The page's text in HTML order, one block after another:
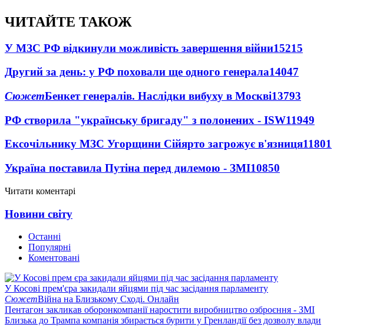
ЧИТАЙТЕ ТАКОЖ
У МЗС РФ відкинули можливість завершення війни15215
Другий за день: у РФ поховали ще одного генерала14047
СюжетБенкет генералів. Наслідки вибуху в Москві13793
РФ створила "українську бригаду" з полонених - ISW11949
Ексочільнику МЗС Угорщини Сійярто загрожує в'язниця11801
Україна поставила Путіна перед дилемою - ЗМІ10850
Читати коментарі
Новини світу
Останні
Популярні
Коментовані
У Косові прем'єра закидали яйцями під час засідання парламенту
СюжетВійна на Близькому Сході. Онлайн
Пентагон закликав оборонкомпанії наростити виробництво озброєння - ЗМІ
Близька до Трампа компанія збирається бурити у Гренландії без дозволу влади